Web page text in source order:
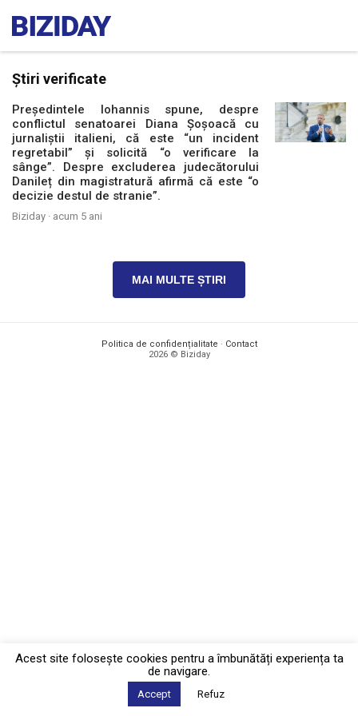
Știri verificate
Președintele Iohannis spune, despre
conflictul senatoarei Diana Șoșoacă cu
jurnaliștii italieni, că este “un incident
regretabil” și solicită “o verificare la
sânge”. Despre excluderea judecătorului
Danileț din magistratură afirmă că este “o
decizie destul de stranie”.
Biziday · acum 5 ani
MAI MULTE ȘTIRI
Politica de confidențialitate · Contact
2026 © Biziday
Acest site foloseşte cookies pentru a îmbunătăți experiența ta
de navigare.
Accept Refuz